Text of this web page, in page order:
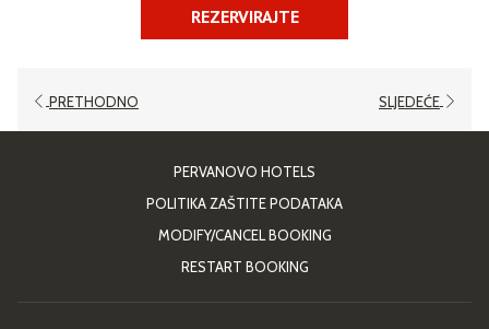
REZERVIRAJTE
PRETHODNO SLJEDEĆE
PERVANOVO HOTELS
IN
POLITIKA ZAŠTITE PODATAKAOPENS
MODIFY/CANCEL BOOKING
RESTART BOOKING